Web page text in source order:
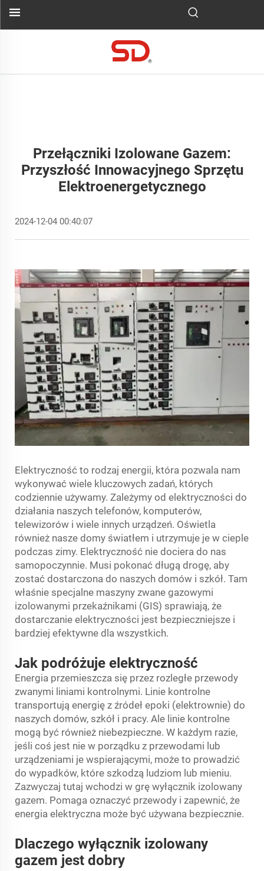
Przełączniki Izolowane Gazem:
Przyszłość Innowacyjnego Sprzętu
Elektroenergetycznego
2024-12-04 00:40:07
Elektryczność to rodzaj energii, która pozwala nam
wykonywać wiele kluczowych zadań, których
codziennie używamy. Zależymy od elektryczności do
działania naszych telefonów, komputerów,
telewizorów i wiele innych urządzeń. Oświetla
również nasze domy światłem i utrzymuje je w cieple
podczas zimy. Elektryczność nie dociera do nas
samopoczynnie. Musi pokonać długą drogę, aby
zostać dostarczona do naszych domów i szkół. Tam
właśnie specjalne maszyny zwane gazowymi
izolowanymi przekaźnikami (GIS) sprawiają, że
dostarczanie elektryczności jest bezpieczniejsze i
bardziej efektywne dla wszystkich.
Jak podróżuje elektryczność
Energia przemieszcza się przez rozległe przewody
zwanymi liniami kontrolnymi. Linie kontrolne
transportują energię z źródeł epoki (elektrownie) do
naszych domów, szkół i pracy. Ale linie kontrolne
mogą być również niebezpieczne. W każdym razie,
jeśli coś jest nie w porządku z przewodami lub
urządzeniami je wspierającymi, może to prowadzić
do wypadków, które szkodzą ludziom lub mieniu.
Zazwyczaj tutaj wchodzi w grę wyłącznik izolowany
gazem. Pomaga oznaczyć przewody i zapewnić, że
energia elektryczna może być używana bezpiecznie.
Dlaczego wyłącznik izolowany
gazem jest dobry